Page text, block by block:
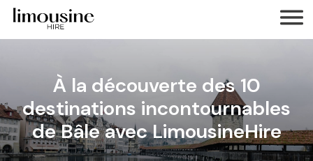
À la découverte des 10
destinations incontournables
de Bâle avec LimousineHire